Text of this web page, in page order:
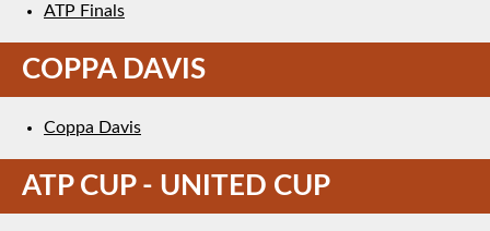
ATP Finals
COPPA DAVIS
Coppa Davis
ATP CUP - UNITED CUP